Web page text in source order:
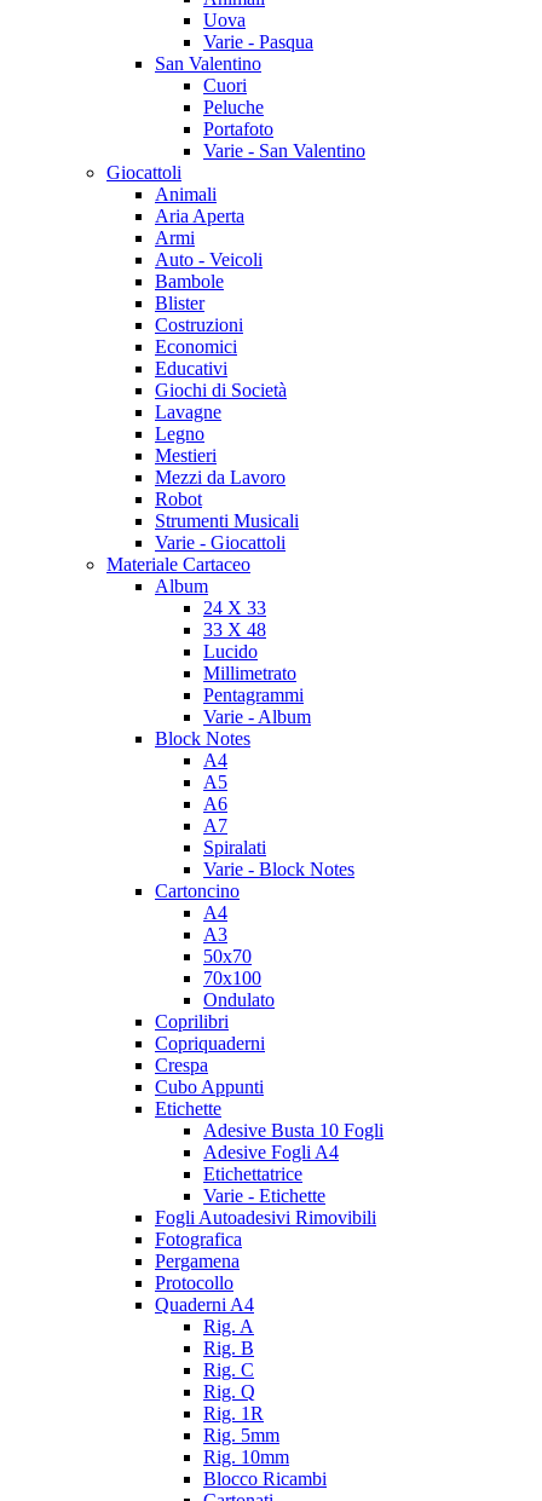
Uova
Varie - Pasqua
San Valentino
Cuori
Peluche
Portafoto
Varie - San Valentino
Giocattoli
Animali
Aria Aperta
Armi
Auto - Veicoli
Bambole
Blister
Costruzioni
Economici
Educativi
Giochi di Società
Lavagne
Legno
Mestieri
Mezzi da Lavoro
Robot
Strumenti Musicali
Varie - Giocattoli
Materiale Cartaceo
Album
24 X 33
33 X 48
Lucido
Millimetrato
Pentagrammi
Varie - Album
Block Notes
A4
A5
A6
A7
Spiralati
Varie - Block Notes
Cartoncino
A4
A3
50x70
70x100
Ondulato
Coprilibri
Copriquaderni
Crespa
Cubo Appunti
Etichette
Adesive Busta 10 Fogli
Adesive Fogli A4
Etichettatrice
Varie - Etichette
Fogli Autoadesivi Rimovibili
Fotografica
Pergamena
Protocollo
Quaderni A4
Rig. A
Rig. B
Rig. C
Rig. Q
Rig. 1R
Rig. 5mm
Rig. 10mm
Blocco Ricambi